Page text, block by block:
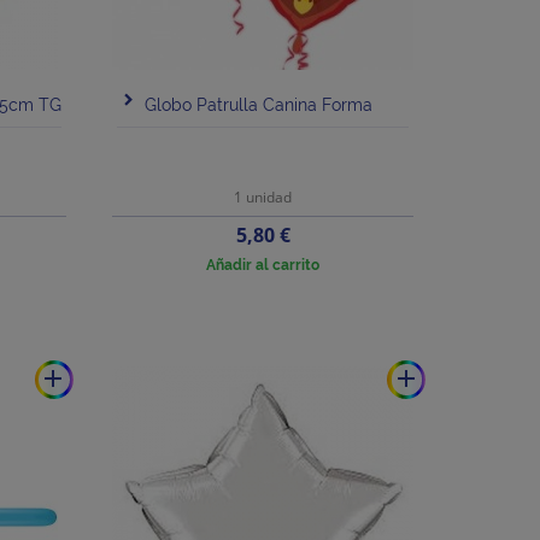
TG Globo Patrulla Canina Forma
1 unidad
Precio
5,80 €
Añadir al carrito
add add